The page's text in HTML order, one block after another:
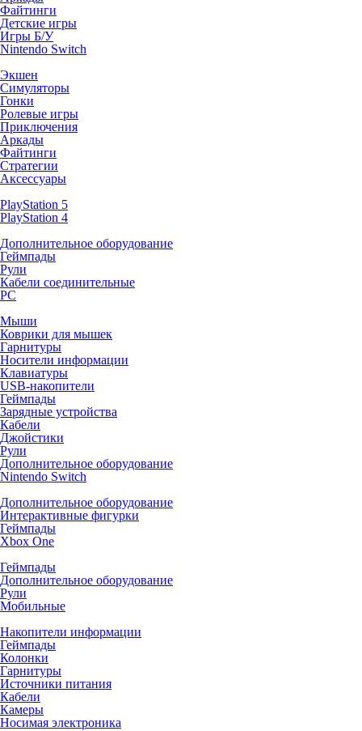
Файтинги
Детские игры
Игры Б/У
Nintendo Switch
Экшен
Симуляторы
Гонки
Ролевые игры
Приключения
Аркады
Файтинги
Стратегии
Аксессуары
PlayStation 5
PlayStation 4
Дополнительное оборудование
Геймпады
Рули
Кабели соединительные
PC
Мыши
Коврики для мышек
Гарнитуры
Носители информации
Клавиатуры
USB-накопители
Геймпады
Зарядные устройства
Кабели
Джойстики
Рули
Дополнительное оборудование
Nintendo Switch
Дополнительное оборудование
Интерактивные фигурки
Геймпады
Xbox One
Геймпады
Дополнительное оборудование
Рули
Мобильные
Накопители информации
Геймпады
Колонки
Гарнитуры
Источники питания
Кабели
Камеры
Носимая электроника